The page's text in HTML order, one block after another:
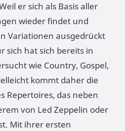
er sich als Basis aller
wieder findet und
Variationen ausgedrückt
sich hat sich bereits in
wie Country, Gospel,
kommt daher die
Repertoires, das neben
von Led Zeppelin oder
Mit ihrer ersten